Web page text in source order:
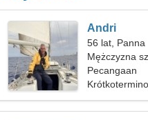
Andri
56 lat, Panna
Mężczyzna
Pecangaan